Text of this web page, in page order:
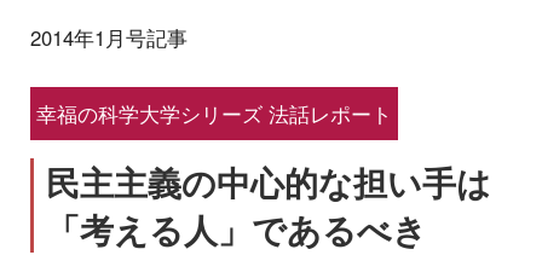
2014年1月号記事
幸福の科学大学シリーズ 法話レポート
民主主義の中心的な担い手は
「考える人」であるべき